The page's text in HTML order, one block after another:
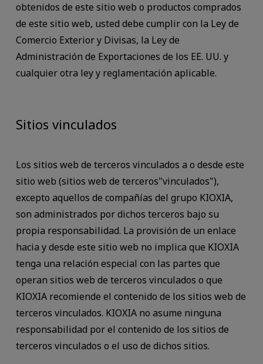
obtenidos de este sitio web o productos comprados
de este sitio web, usted debe cumplir con la Ley de
Comercio Exterior y Divisas, la Ley de
Administración de Exportaciones de los EE. UU. y
cualquier otra ley y reglamentación aplicable.
Sitios vinculados
Los sitios web de terceros vinculados a o desde este
sitio web (sitios web de terceros"vinculados"),
excepto aquellos de compañías del grupo KIOXIA,
son administrados por dichos terceros bajo su
propia responsabilidad. La provisión de un enlace
hacia y desde este sitio web no implica que KIOXIA
tenga una relación especial con las partes que
operan sitios web de terceros vinculados o que
KIOXIA recomiende el contenido de los sitios web de
terceros vinculados. KIOXIA no asume ninguna
responsabilidad por el contenido de los sitios de
terceros vinculados o el uso de dichos sitios.